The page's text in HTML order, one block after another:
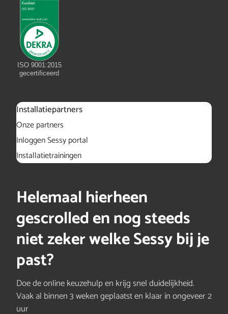
ISO 9001:2015
gecertificeerd
Installatiepartners
Onze partners
Inloggen Sessy portal
Installatietrainingen
Helemaal hierheen
gescrolled en nog steeds
niet zeker welke Sessy bij je
past?
Doe de online keuzehulp en krijg snel duidelijkheid.
Vaak al binnen 3 weken geplaatst en klaar in ongeveer 2
uur